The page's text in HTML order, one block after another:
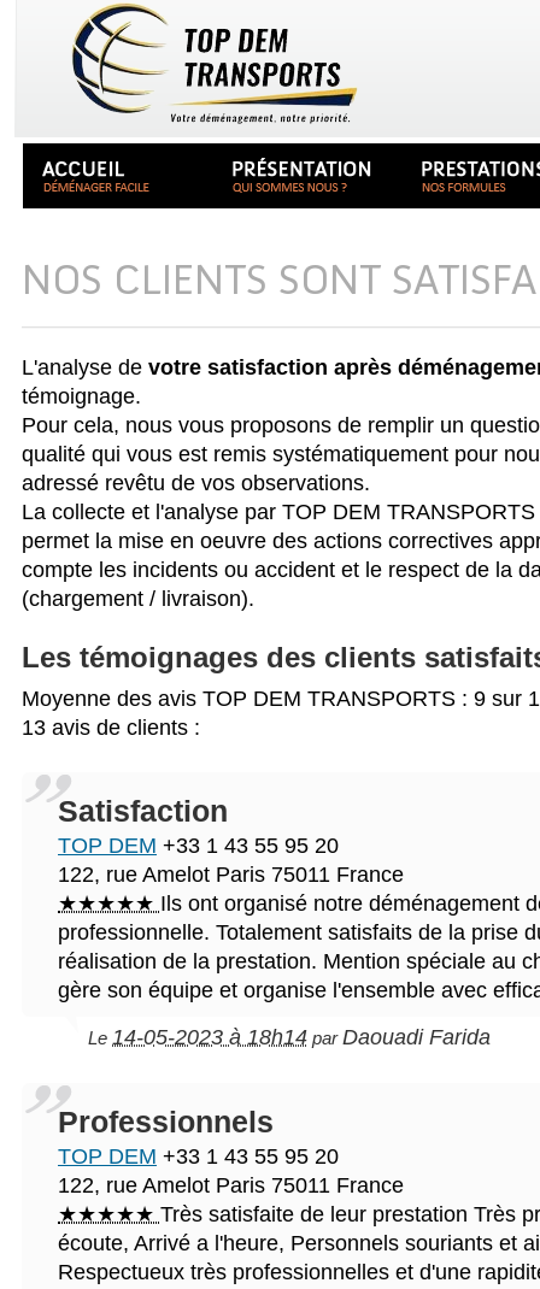
NOS CLIENTS SONT
L'analyse de votre satisfaction après
témoignage.
Pour cela, nous vous proposons de remplir un
qualité qui vous est remis systématiquement pour
adressé revêtu de vos observations.
La collecte et l'analyse par TOP DEM
permet la mise en oeuvre des actions correctives
compte les incidents ou accident et le respect de la
(chargement / livraison).
Les témoignages des clients
Moyenne des avis TOP DEM TRANSPORTS : 9 sur
13 avis de clients :
Satisfaction
TOP DEM +33 1 43 55 95 20
122, rue Amelot Paris 75011 France
★★★★★ Ils ont organisé notre déménagement
professionnelle. Totalement satisfaits de la prise
réalisation de la prestation. Mention spéciale au
gère son équipe et organise l'ensemble avec
Le 14-05-2023 à 18h14 parDaouadi Farida
Professionnels
TOP DEM +33 1 43 55 95 20
122, rue Amelot Paris 75011 France
★★★★★ Très satisfaite de leur prestation Très
écoute, Arrivé a l'heure, Personnels souriants et
Respectueux très professionnelles et d'une